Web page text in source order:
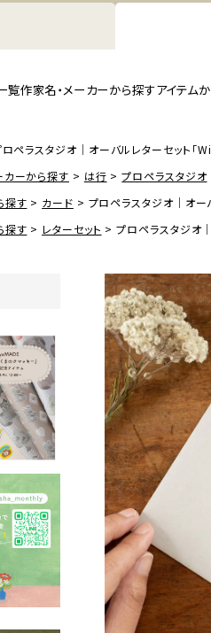
覧作家名・メーカーから探すアイテム
ロペラスタジオ｜オーバルレターセット「
カーから探す は行 プロペラスタジオ
探す カード
プロペラスタジオ｜オー
探す レターセット プロペラスタジオ